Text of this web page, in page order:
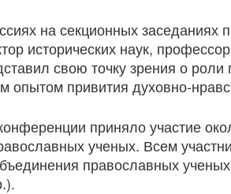
на секционных
исторических наук,
свою точку зрения о
опытом привития духовно-
приняло участие
ученых. Всем
православных